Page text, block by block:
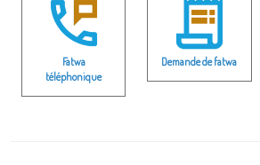
Fatwa
téléphonique
Demande de fatwa